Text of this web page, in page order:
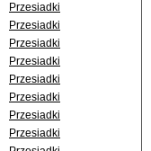
Przesiadki
Przesiadki
Przesiadki
Przesiadki
Przesiadki
Przesiadki
Przesiadki
Przesiadki